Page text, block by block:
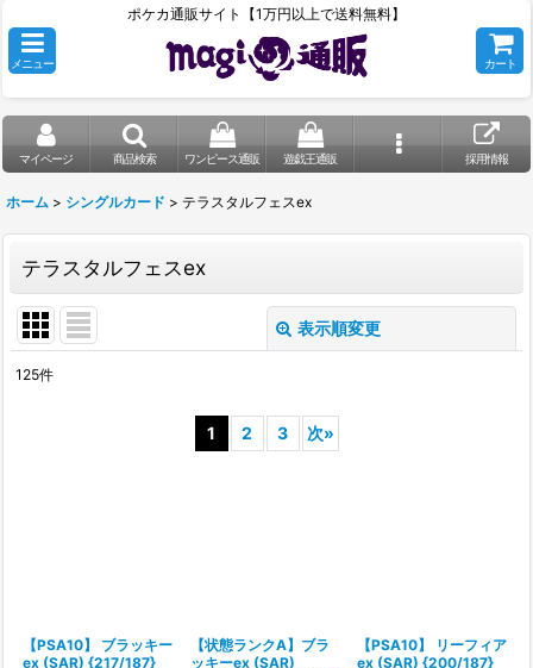
ポケカ通販サイト【1万円以上で送料無料】
メニュー カート
マイページ 商品検索 ワンピース通販 遊戯王通販 採用情報
ホーム > シングルカード > テラスタルフェスex
テラスタルフェスex
表示順変更
125件
1 2 3 次»
【PSA10】 ブラッキー
ex (SAR) {217/187}
【状態ランクA】ブラ
ッキーex (SAR)
【PSA10】 リーフィア
ex (SAR) {200/187}